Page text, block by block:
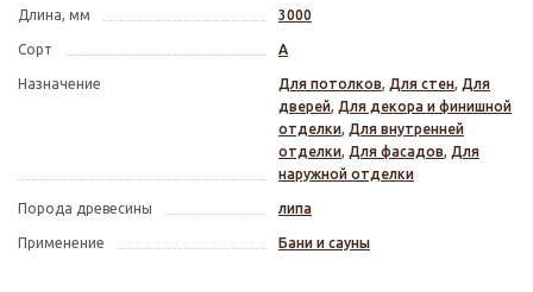
Длина, мм 3000
Сорт А
Назначение Для потолков, Для стен, Для
дверей, Для декора и финишной
отделки, Для внутренней
отделки, Для фасадов, Для
наружной отделки
Порода древесины липа
Применение Бани и сауны